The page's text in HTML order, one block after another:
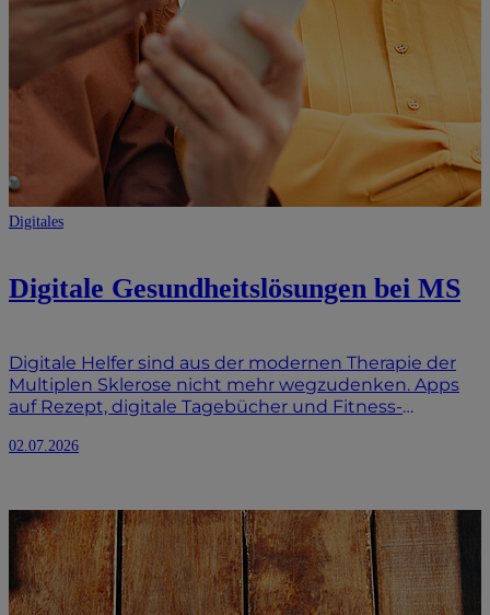
Digitales
Digitale Gesundheits­lösungen bei MS
Digitale Helfer sind aus der modernen Therapie der
Multiplen Sklerose nicht mehr wegzudenken. Apps
auf Rezept, digitale Tagebücher und Fitness-
dokumentieren und den Krankheitsverlauf besser zu
Behandlungsteam aktiv zu unterstützen. Diese
Informationen dienen der allgemeinen Aufklärung.
Digitale Anwendungen ersetzen niemals das
persönliche Gespräch mit Deiner Neurologin oder
Deinem Neurologen.
02.07.2026